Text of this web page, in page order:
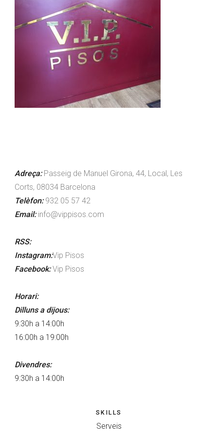
Adreça: Passeig de Manuel Girona, 44, Local, Les
Corts, 08034 Barcelona
Telèfon: 932 05 57 42
Email: info@vippisos.com
RSS:
Instagram:Vip Pisos
Facebook: Vip Pisos
Horari:
Dilluns a dijous:
9:30h a 14:00h
16:00h a 19:00h
Divendres:
9:30h a 14:00h
SKILLS
Serveis